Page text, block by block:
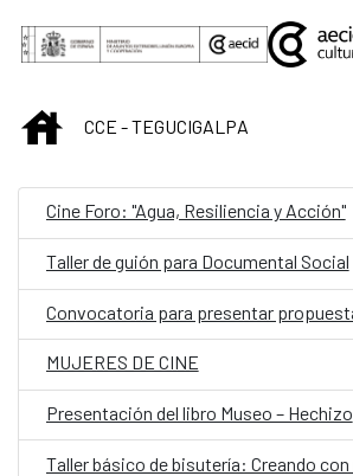
Saltar al contenido principal
INICIOCCE - TEGUCIGALPA
Cine Foro: "Agua, Resiliencia y Acción"
Taller de guión para Documental Social
MUJERES DE CINE
Presentación del libro Museo – Hechizo